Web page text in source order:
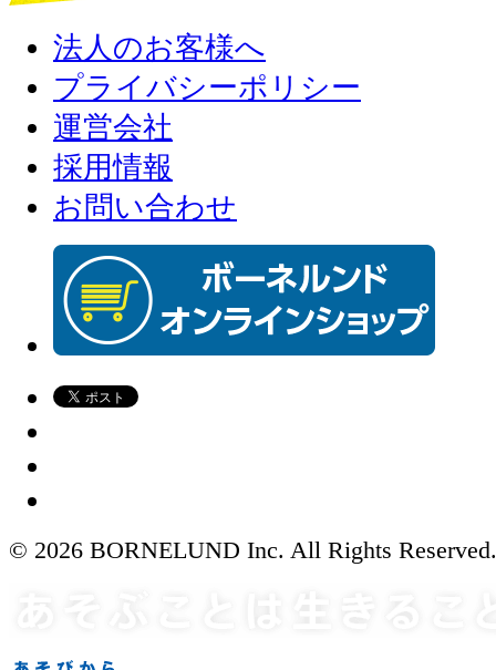
法人のお客様へ
プライバシーポリシー
運営会社
採用情報
お問い合わせ
© 2026 BORNELUND Inc. All Rights Reserved.